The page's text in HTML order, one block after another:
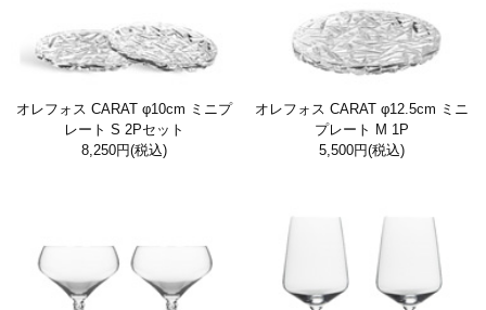
オレフォス CARAT φ10cm ミニプ
レート S 2Pセット
8,250円(税込)
オレフォス CARAT φ12.5cm ミニ
プレート M 1P
5,500円(税込)